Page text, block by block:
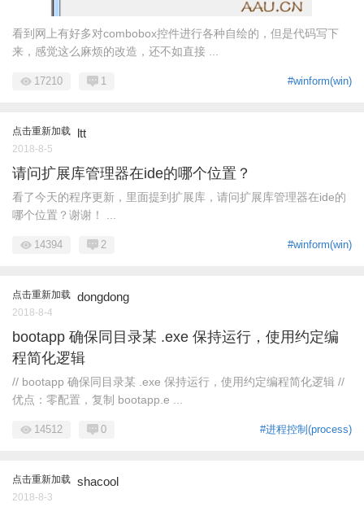
看到网上有好多对combobox控件进行各种自绘的，但是代码写下
来，感觉这么麻烦的改造，还不如直接 ...
#winform(win)
17210 1
点击重新加载 ltt
2018-8-5
请问扩展库管理器在ide的哪个位置？
看了今天的程序更新，里面提到扩展库，请问扩展库管理器在ide的
哪个位置？谢谢！ ...
#winform(win)
14394 2
点击重新加载 dongdong
2018-8-4
bootapp 确保同目录某 .exe 保持运行，使用约定编
程简化逻辑
// bootapp 确保同目录某 .exe 保持运行，使用约定编程简化逻辑 //
优点：零配置，复制 bootapp.e ...
#进程控制(process)
14512 0
点击重新加载 shacool
2018-8-3